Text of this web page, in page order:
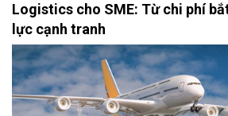
Logistics cho SME: Từ chi phí
lực cạnh tranh